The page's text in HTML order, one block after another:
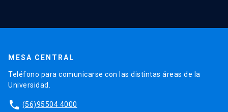
MESA CENTRAL
Teléfono para comunicarse con las distintas áreas de la
Universidad.
phone (56)95504 4000